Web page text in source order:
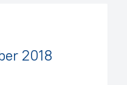
2018